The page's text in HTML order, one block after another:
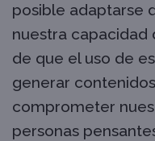
posible adaptarse
nuestra capacidad
de que el uso de
generar
comprometer
personas